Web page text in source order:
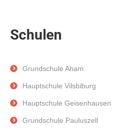
Schulen
Grundschule Aham
Hauptschule Vilsbiburg
Hauptschule Geisenhausen
Grundschule Pauluszell